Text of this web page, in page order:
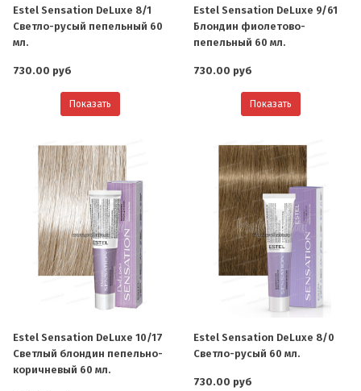
Estel Sensation DeLuxe 8/1
Светло-русый пепельный 60
мл.
730.00 руб
Показать
Estel Sensation DeLuxe 9/61
Блондин фиолетово-
пепельный 60 мл.
730.00 руб
Показать
Estel Sensation DeLuxe 10/17
Светлый блондин пепельно-
коричневый 60 мл.
Estel Sensation DeLuxe 8/0
Светло-русый 60 мл.
730.00 руб